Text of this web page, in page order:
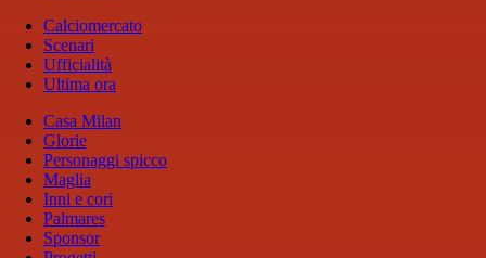
Calciomercato
Scenari
Ufficialità
Ultima ora
Casa Milan
Glorie
Personaggi spicco
Maglia
Inni e cori
Palmares
Sponsor